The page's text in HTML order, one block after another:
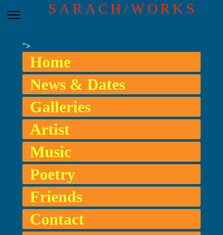
SARACH/WORKS
">
Home
News & Dates
Galleries
Artist
Music
Poetry
Friends
Contact